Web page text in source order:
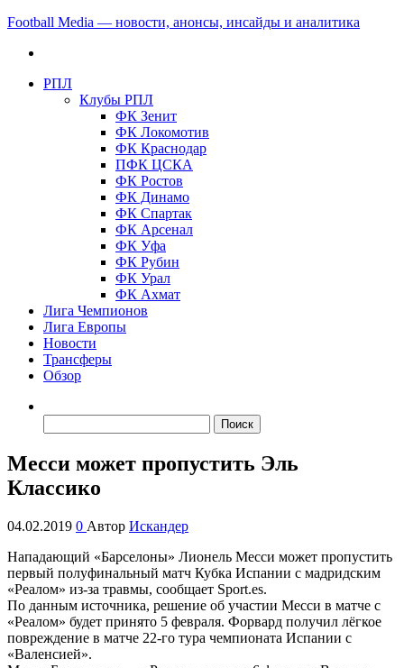
Football Media — новости, анонсы, инсайды и аналитика
РПЛ
Клубы РПЛ
ФК Зенит
ФК Локомотив
ФК Краснодар
ПФК ЦСКА
ФК Ростов
ФК Динамо
ФК Спартак
ФК Арсенал
ФК Уфа
ФК Рубин
ФК Урал
ФК Ахмат
Лига Чемпионов
Лига Европы
Новости
Трансферы
Обзор
Месси может пропустить Эль
Классико
04.02.2019 0 Автор Искандер
Нападающий «Барселоны» Лионель Месси может пропустить
первый полуфинальный матч Кубка Испании с мадридским
«Реалом» из-за травмы, сообщает Sport.es.
По данным источника, решение об участии Месси в матче с
«Реалом» будет принято 5 февраля. Форвард получил лёгкое
повреждение в матче 22-го тура чемпионата Испании с
«Валенсией».